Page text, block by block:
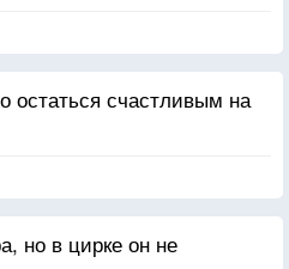
счастливым на
но в цирке он не